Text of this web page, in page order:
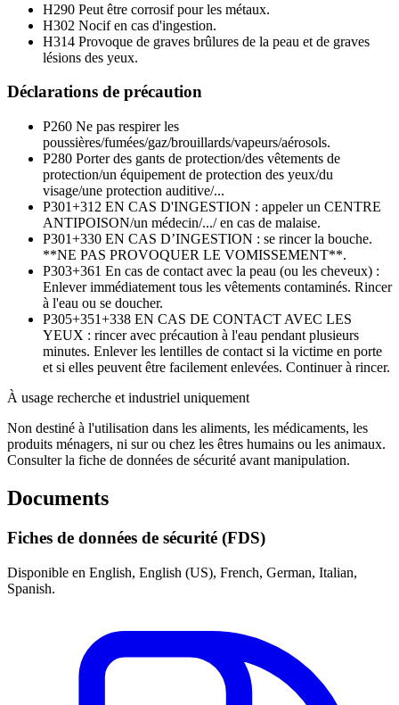
H290 Peut être corrosif pour les métaux.
H302 Nocif en cas d'ingestion.
H314 Provoque de graves brûlures de la peau et de graves
lésions des yeux.
Déclarations de précaution
P260 Ne pas respirer les
poussières/fumées/gaz/brouillards/vapeurs/aérosols.
P280 Porter des gants de protection/des vêtements de
protection/un équipement de protection des yeux/du
visage/une protection auditive/...
P301+312 EN CAS D'INGESTION : appeler un CENTRE
ANTIPOISON/un médecin/.../ en cas de malaise.
P301+330 EN CAS D’INGESTION : se rincer la bouche.
**NE PAS PROVOQUER LE VOMISSEMENT**.
P303+361 En cas de contact avec la peau (ou les cheveux) :
Enlever immédiatement tous les vêtements contaminés. Rincer
à l'eau ou se doucher.
P305+351+338 EN CAS DE CONTACT AVEC LES
YEUX : rincer avec précaution à l'eau pendant plusieurs
minutes. Enlever les lentilles de contact si la victime en porte
et si elles peuvent être facilement enlevées. Continuer à rincer.
À usage recherche et industriel uniquement
Non destiné à l'utilisation dans les aliments, les médicaments, les
produits ménagers, ni sur ou chez les êtres humains ou les animaux.
Consulter la fiche de données de sécurité avant manipulation.
Documents
Fiches de données de sécurité (FDS)
Disponible en English, English (US), French, German, Italian,
Spanish.